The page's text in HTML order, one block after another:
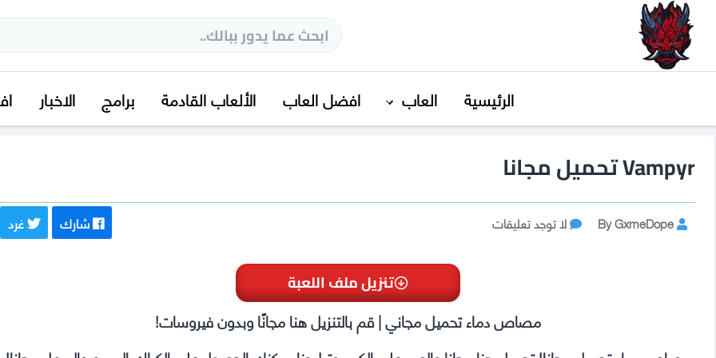
الرئيسية العاب افضل العاب الألعاب القادمة برامج الاخبار
Vampyr تحميل مجانا
Post
By GxmeDope لا توجد تعليقاتعلى شارك غرد
تنزيل ملف اللعبة
مصاص دماء تحميل مجاني | قم بالتنزيل هنا مجانًا وبدون فيروسات!